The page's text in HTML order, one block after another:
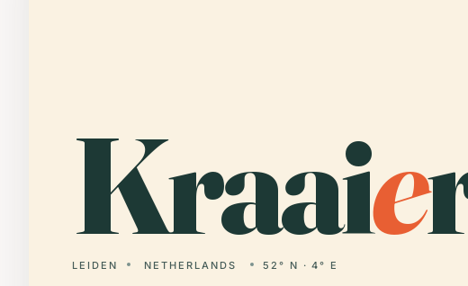
Kraaie
LEIDEN NETHERLANDS 52° N · 4° E